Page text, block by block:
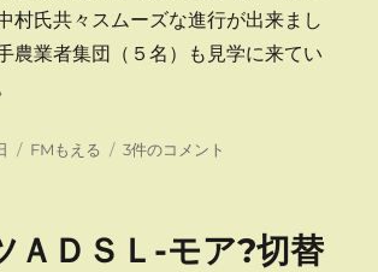
村氏共々スムーズな進行が出来まし
農業者集団（５名）も見学に来てい
カ
ー
FMもえる
第
3件のコメント
ＡＤＳＬ-モア?切替